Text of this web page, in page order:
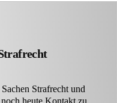
Strafrecht und
heute Kontakt zu